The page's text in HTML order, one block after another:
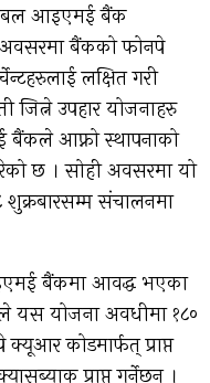
आइएमई बैंक
अवसरमा बैंकको फोनपे
लक्षित गरी
जित्ने उपहार योजनाहरु
बैंकले आफ्नो स्थापनाको
छ । सोही अवसरमा यो
शुक्रबारसम्म संचालनमा
बैंकमा आवद्ध भएका
यस योजना अवधीमा १८०
कोडमार्फत् प्राप्त
प्राप्त गर्नेछन् ।